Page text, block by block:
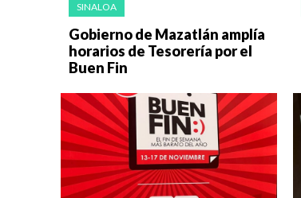
SINALOA
Gobierno de Mazatlán amplía
horarios de Tesorería por el
Buen Fin